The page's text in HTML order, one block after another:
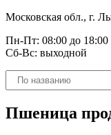
Московская обл., г.
Пн-Пт: 08:00 до 18:00
Сб-Вс: выходной
Поиск
товаров
Пшеница